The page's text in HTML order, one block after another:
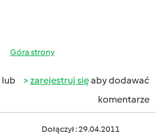
Góra strony
lub zarejestruj sięaby dodawać
komentarze
Dołączył : 29.04.2011